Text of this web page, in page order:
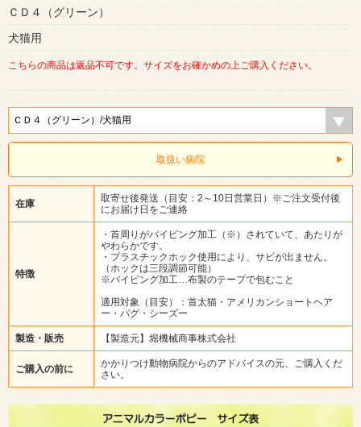
ＣＤ４（グリーン）
犬猫用
こちらの商品は返品不可です。サイズをお確かめの上ご購入ください。
取扱い病院
在庫
取寄せ後発送（目安：2～10日営業日）※ご注文受付後
にお届け日をご連絡
特徴
・首周りがパイピング加工（※）されていて、あたりが
やわらかです。
・プラスチックホック使用により、サビが出ません。
（ホックは三段調節可能）
※パイピング加工…布製のテープで包むこと
適用対象（目安）：首太猫・アメリカンショートヘア
ー・パグ・シーズー
製造・販売 【製造元】堀機械商事株式会社
ご購入の前に
かかりつけ動物病院からのアドバイスの元、ご購入くだ
さい。